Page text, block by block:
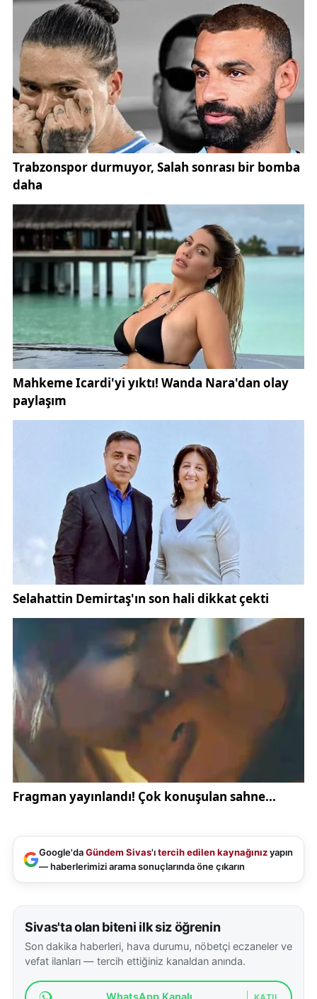
Cumhurbaşkanı Recep Tayyip Erdoğan'ın
liderliğinde, dostluk, dayanışma ve karşılıklı fayda
ilkeleri üzerine inşa edildiğini belirtti. Bu politikanın,
adil, kapsayıcı ve sürdürülebilir bir küresel düzen
anlayışıyla yürütüldüğünün altı çizildi.
Afrika kıtasının sahip olduğu büyük potansiyelin,
Türkiye'nin üretim, teknoloji ve kalkınma
tecrübeleriyle birleşmesinin her iki taraf için de
verimli sonuçlar doğuracağına olan inanç ifade
edildi.
Google'daGündem Sivas'ıtercih edilen kaynağınızyapın
— haberlerimizi arama sonuçlarında öne çıkarın
Sivas'ta olan biteni ilk siz öğrenin
Son dakika haberleri, hava durumu, nöbetçi eczaneler ve
vefat ilanları — tercih ettiğiniz kanaldan anında.